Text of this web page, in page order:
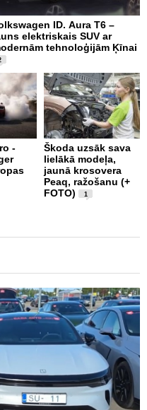
ID. Aura T6 –
elektriskais SUV ar
tehnoloģijām Ķīnai
-
Škoda uzsāk sava
lielākā modeļa,
jaunā krosovera
Peaq, ražošanu (+
FOTO)
1